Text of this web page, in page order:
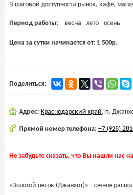
В шаговой доступности рынок, кафе,
Период работы: весна лето осень
Цена за сутки начинается от: 1 500р.
Поделиться:
Адрес: Краснодарский край, п.
Прямой номер телефона: +7 (928)
Не забудьте сказать, что Вы нашли нас
«Золотой песок (Джанхот)» - точное